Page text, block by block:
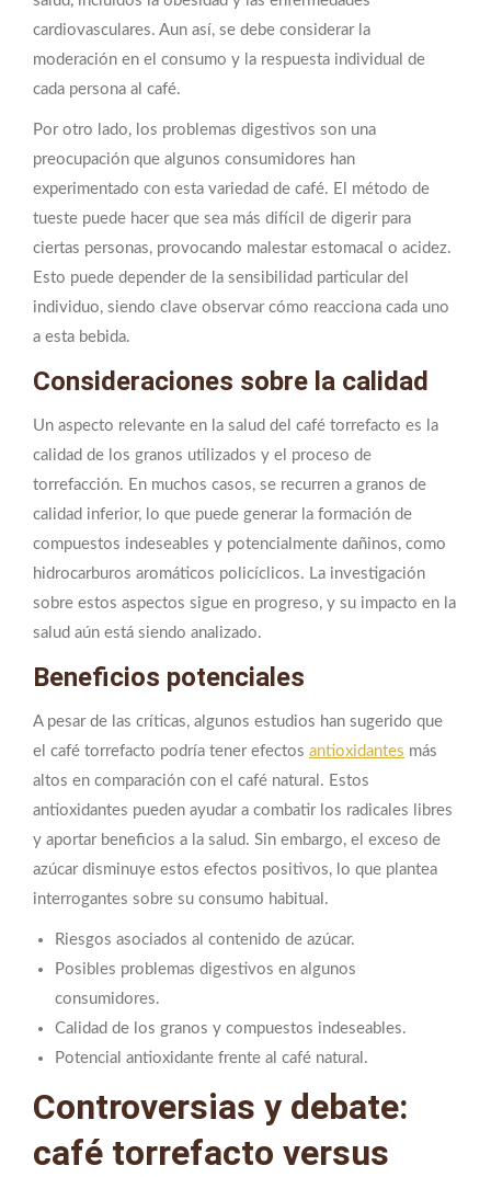
cardiovasculares. Aun así, se debe considerar la
moderación en el consumo y la respuesta individual de
cada persona al café.
Por otro lado, los problemas digestivos son una
preocupación que algunos consumidores han
experimentado con esta variedad de café. El método de
tueste puede hacer que sea más difícil de digerir para
ciertas personas, provocando malestar estomacal o acidez.
Esto puede depender de la sensibilidad particular del
individuo, siendo clave observar cómo reacciona cada uno
a esta bebida.
Consideraciones sobre la calidad
Un aspecto relevante en la salud del café torrefacto es la
calidad de los granos utilizados y el proceso de
torrefacción. En muchos casos, se recurren a granos de
calidad inferior, lo que puede generar la formación de
compuestos indeseables y potencialmente dañinos, como
hidrocarburos aromáticos policíclicos. La investigación
sobre estos aspectos sigue en progreso, y su impacto en la
salud aún está siendo analizado.
Beneficios potenciales
A pesar de las críticas, algunos estudios han sugerido que
el café torrefacto podría tener efectos antioxidantes más
altos en comparación con el café natural. Estos
antioxidantes pueden ayudar a combatir los radicales libres
y aportar beneficios a la salud. Sin embargo, el exceso de
azúcar disminuye estos efectos positivos, lo que plantea
interrogantes sobre su consumo habitual.
Riesgos asociados al contenido de azúcar.
Posibles problemas digestivos en algunos
consumidores.
Calidad de los granos y compuestos indeseables.
Potencial antioxidante frente al café natural.
Controversias y debate:
café torrefacto versus